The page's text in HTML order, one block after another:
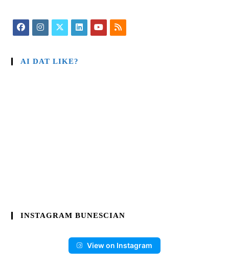
AI DAT LIKE?
INSTAGRAM BUNESCIAN
View on Instagram